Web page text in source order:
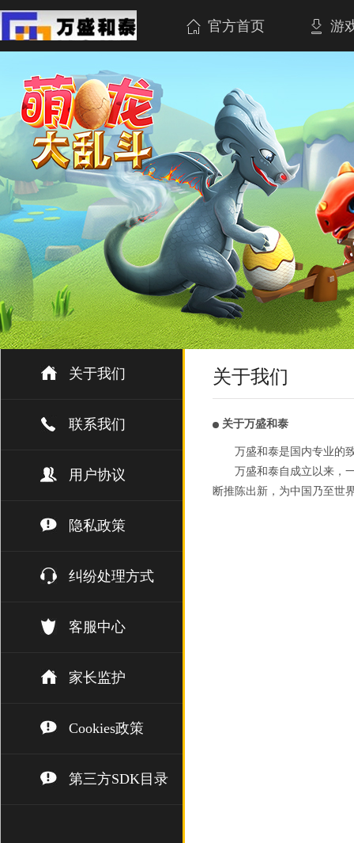
官方首页 游
关于我们
联系我们
用户协议
隐私政策
纠纷处理方式
客服中心
家长监护
Cookies政策
第三方SDK目录
关于我们
关于万盛和泰
万盛和泰是国内专业的
万盛和泰自成立以来，
断推陈出新，为中国乃至世